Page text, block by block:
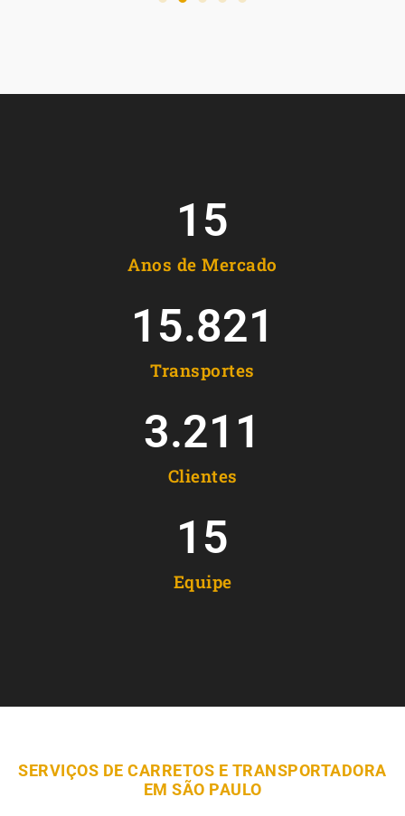
Anos de Mercado
15
Transportes
15.821
Clientes
3.211
Equipe
15
SERVIÇOS DE CARRETOS E TRANSPORTADORA
EM SÃO PAULO